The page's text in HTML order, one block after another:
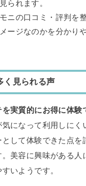
られます。
ニの口コミ・評判を
ージなのかを分かり
く見られる声
実質的にお得に体験
になって利用しにく
として体験できた点を
。美容に興味がある人
いようです。